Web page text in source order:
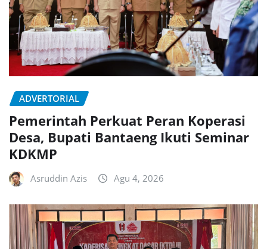
ADVERTORIAL
Pemerintah Perkuat Peran Koperasi
Desa, Bupati Bantaeng Ikuti Seminar
KDKMP
Asruddin Azis Agu 4, 2026